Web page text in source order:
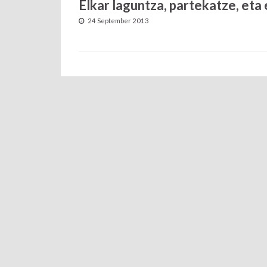
Elkar laguntza, partekatze, eta
24 September 2013